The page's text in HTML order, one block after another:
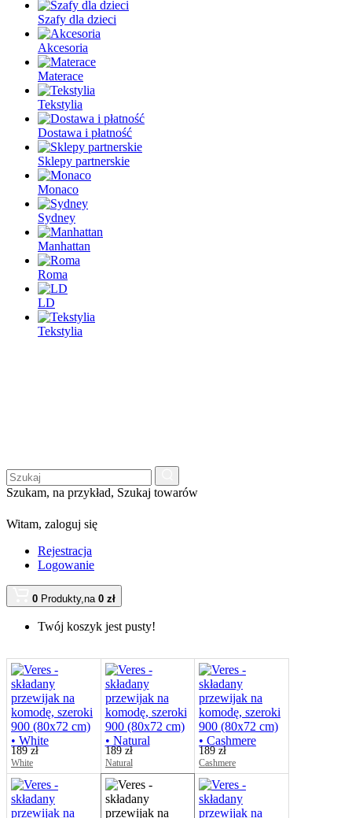
Szafy dla dzieci
Akcesoria
Materace
Tekstylia
Dostawa i płatność
Sklepy partnerskie
Monaco
Sydney
Manhattan
Roma
LD
Tekstylia
Szukam, na przykład, Szukaj towarów
Witam, zaloguj się
Rejestracja
Logowanie
0 Produkty,na 0 zł
Twój koszyk jest pusty!
189 zł
White
189 zł
Natural
189 zł
Cashmere